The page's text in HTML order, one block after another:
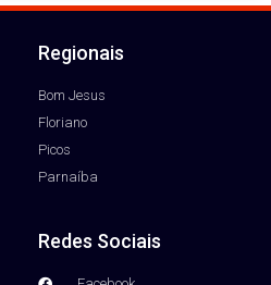
Regionais
Bom Jesus
Floriano
Picos
Parnaíba
Redes Sociais